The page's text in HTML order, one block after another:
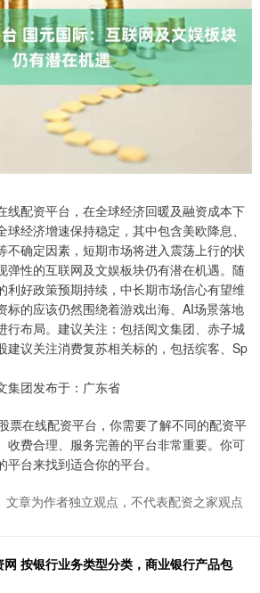
线配资平台，在全球经济回暖及融资成本下
经济增速保持稳定，其中包含美欧降息、
不确定因素，短期市场将进入震荡上行的状
弹性的互联网及文娱板块仍有潜在机遇。随
利好政策预期持续，中长期市场信心有望维
标的应该仍然围绕着游戏出海、AI场景落地
行布局。建议关注：包括阅文集团、赤子城
建议关注消费复苏相关标的，包括缤客、Sp
集团发布于：广东省
票在线配资平台，你需要了解不同的配资平
收费合理、服务完善的平台非常重要。你可
台来找到适合你的平台。
文章为作者独立观点，不代表配资之家观点
网 按银行业务类型分类，商业银行产品包